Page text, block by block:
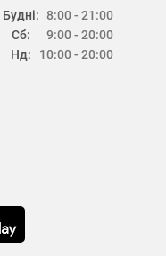
Будні:
Сб:
Нд:
8:00 - 21:00
9:00 - 20:00
10:00 - 20:00